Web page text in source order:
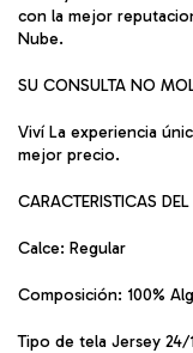
con la mejor
Nube.
SU CONSULTA NO
Viví La experiencia
mejor precio.
CARACTERISTICAS
Calce: Regular
Composición: 100%
Tipo de tela Jersey 24/